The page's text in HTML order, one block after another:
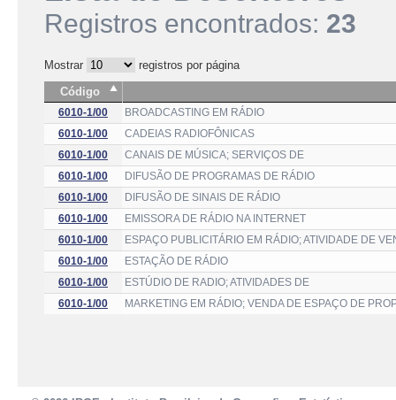
Registros encontrados: 23
Mostrar
registros por página
Código
6010-1/00
BROADCASTING EM RÁDIO
6010-1/00
CADEIAS RADIOFÔNICAS
6010-1/00
CANAIS DE MÚSICA; SERVIÇOS DE
6010-1/00
DIFUSÃO DE PROGRAMAS DE RÁDIO
6010-1/00
DIFUSÃO DE SINAIS DE RÁDIO
6010-1/00
EMISSORA DE RÁDIO NA INTERNET
6010-1/00
ESPAÇO PUBLICITÁRIO EM RÁDIO; ATIVIDADE DE
6010-1/00
ESTAÇÃO DE RÁDIO
6010-1/00
ESTÚDIO DE RADIO; ATIVIDADES DE
6010-1/00
MARKETING EM RÁDIO; VENDA DE ESPAÇO DE